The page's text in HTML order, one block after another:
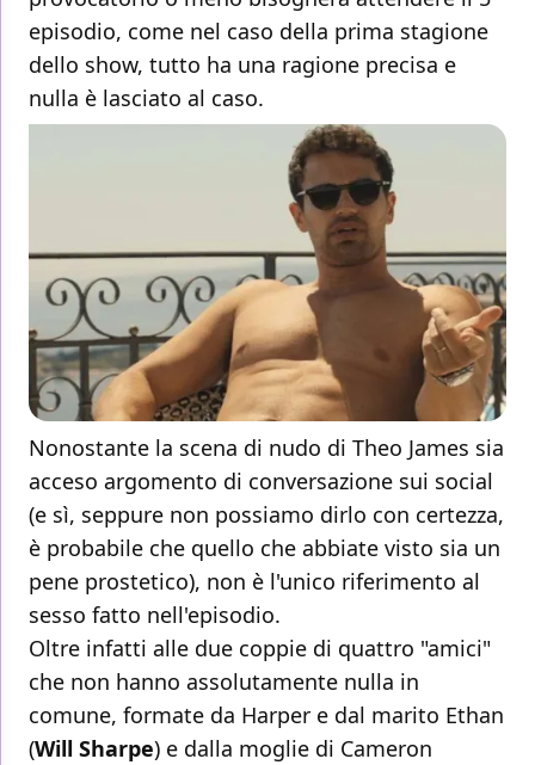
episodio, come nel caso della prima stagione
dello show, tutto ha una ragione precisa e
nulla è lasciato al caso.
Nonostante la scena di nudo di Theo James sia
acceso argomento di conversazione sui social
(e sì, seppure non possiamo dirlo con certezza,
è probabile che quello che abbiate visto sia un
pene prostetico), non è l'unico riferimento al
sesso fatto nell'episodio.
Oltre infatti alle due coppie di quattro "amici"
che non hanno assolutamente nulla in
comune, formate da Harper e dal marito Ethan
(Will Sharpe) e dalla moglie di Cameron